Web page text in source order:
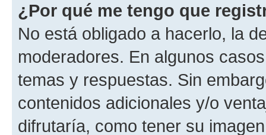
¿Por qué me tengo que
No está obligado a hacerlo, la
moderadores. En algunos
temas y respuestas. Sin
contenidos adicionales y/o
difrutaría, como tener su